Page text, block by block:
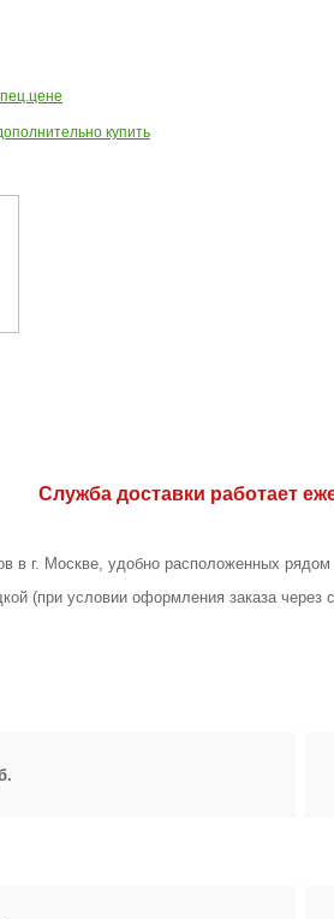
Служба доставки работает
в г. Москве, удобно расположенных рядом
(при условии оформления заказа через